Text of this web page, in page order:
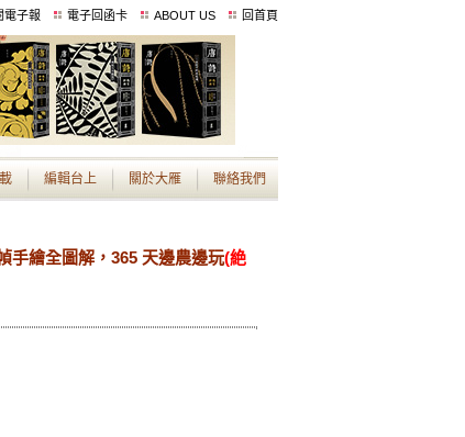
電子報 電子回函卡 ABOUT US 回首頁
編輯台上 關於大雁 聯絡我們
手繪全圖解，365 天邊農邊玩(絶